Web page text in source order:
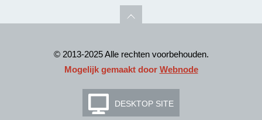
© 2013-2025 Alle rechten voorbehouden.
Mogelijk gemaakt door Webnode
DESKTOP SITE